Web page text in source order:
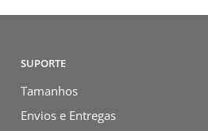
SUPORTE
Tamanhos
Envios e Entregas